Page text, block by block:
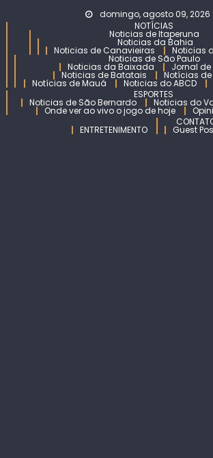
to
content
domingo, agosto 09, 2026
NOTÍCIAS
Noticias de Itaperuna
Noticias da Bahia
Noticias de Canavieiras Noticias
Noticias de São Paulo
Noticias da Baixada Jornal de
Noticias de Batatais Notícias de
Notícias de Mauá Noticias do ABCD
ESPORTES
Noticias de São Bernardo Noticias do
Onde ver ao vivo o jogo de hoje
ENTRETENIMENTO
Guest